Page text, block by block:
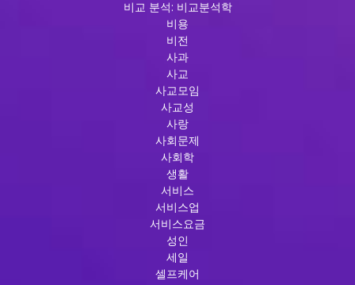
비교 분석: 비교분석학
비용
비전
사과
사교
사교모임
사교성
사랑
사회문제
사회학
생활
서비스
서비스업
서비스요금
성인
세일
셀프케어